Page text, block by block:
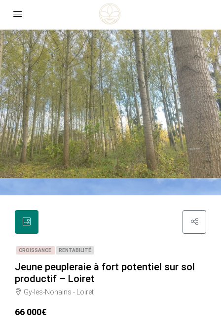
CROISSANCE RENTABILITÉ
Jeune peupleraie à fort potentiel sur sol
productif – Loiret
Gy-les-Nonains - Loiret
66 000€